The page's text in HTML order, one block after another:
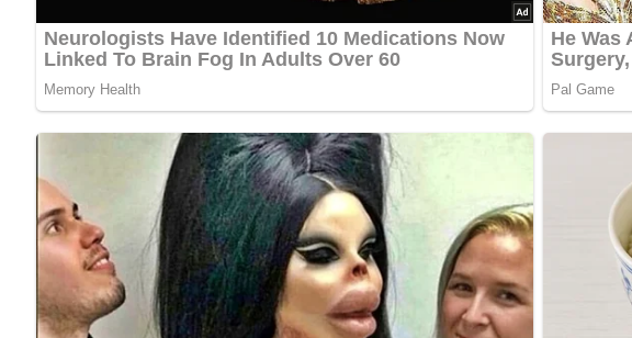
Zutaten
80 g Speck
500 g Kohlrabi